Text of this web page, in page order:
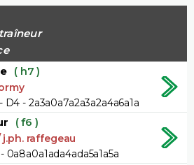
( h7 )
D4 - 2a3a0a7a2a3a2a4a6a1a
( f6 )
j.ph. raffegeau
0a8a0a1ada4ada5a1a5a